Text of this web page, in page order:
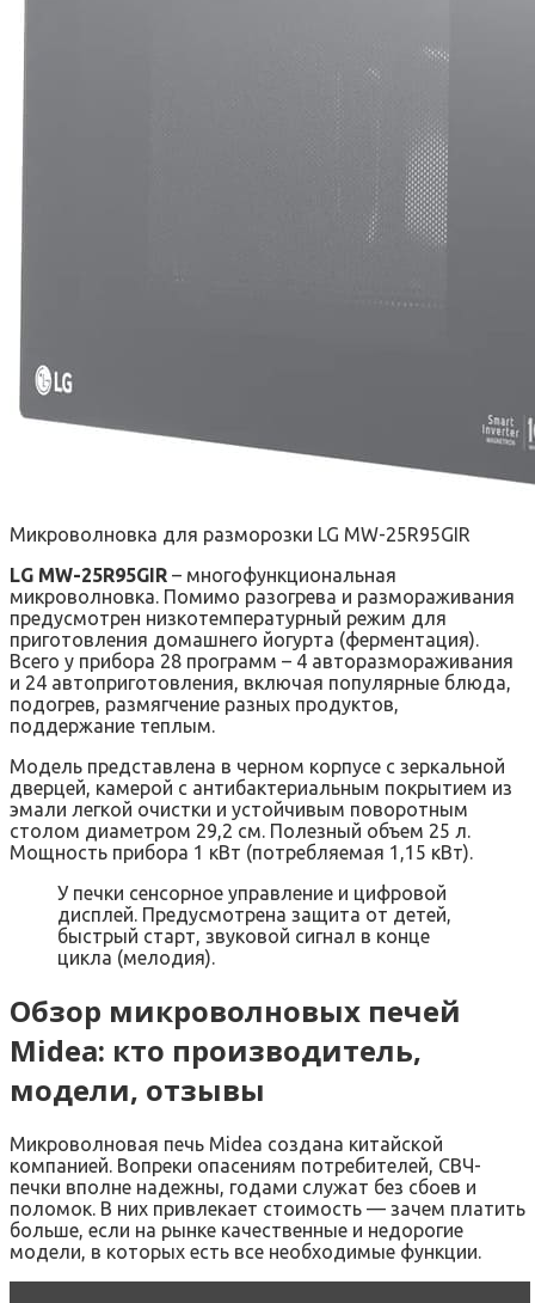
Микроволновка для разморозки LG MW-25R95GIR
LG MW-25R95GIR – многофункциональная
микроволновка. Помимо разогрева и размораживания
предусмотрен низкотемпературный режим для
приготовления домашнего йогурта (ферментация).
Всего у прибора 28 программ – 4 авторазмораживания
и 24 автоприготовления, включая популярные блюда,
подогрев, размягчение разных продуктов,
поддержание теплым.
Модель представлена в черном корпусе с зеркальной
дверцей, камерой с антибактериальным покрытием из
эмали легкой очистки и устойчивым поворотным
столом диаметром 29,2 см. Полезный объем 25 л.
Мощность прибора 1 кВт (потребляемая 1,15 кВт).
У печки сенсорное управление и цифровой
дисплей. Предусмотрена защита от детей,
быстрый старт, звуковой сигнал в конце
цикла (мелодия).
Обзор микроволновых печей
Midea: кто производитель,
модели, отзывы
Микроволновая печь Midea создана китайской
компанией. Вопреки опасениям потребителей, СВЧ-
печки вполне надежны, годами служат без сбоев и
поломок. В них привлекает стоимость — зачем платить
больше, если на рынке качественные и недорогие
модели, в которых есть все необходимые функции.